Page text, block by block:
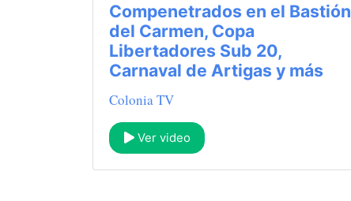
Compenetrados en el Bastión
del Carmen, Copa
Libertadores Sub 20,
Carnaval de Artigas y más
Colonia TV
Ver video